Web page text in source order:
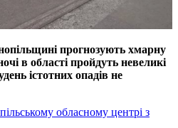
прогнозують хмарну
в області пройдуть невеликі
істотних опадів не
обласному центрі з